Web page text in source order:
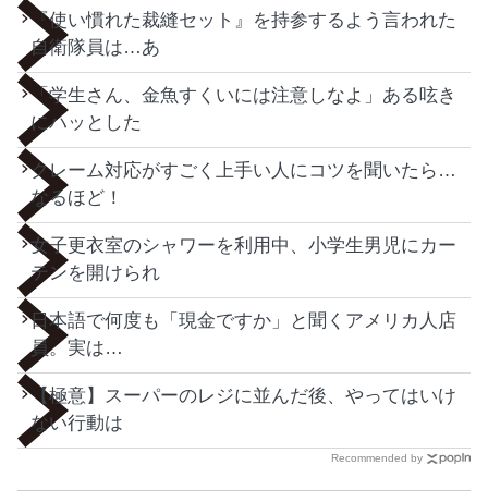
『使い慣れた裁縫セット』を持参するよう言われた
自衛隊員は…あ
「学生さん、金魚すくいには注意しなよ」ある呟き
にハッとした
クレーム対応がすごく上手い人にコツを聞いたら…
なるほど！
女子更衣室のシャワーを利用中、小学生男児にカー
テンを開けられ
日本語で何度も「現金ですか」と聞くアメリカ人店
員。実は…
【極意】スーパーのレジに並んだ後、やってはいけ
ない行動は
Recommended by